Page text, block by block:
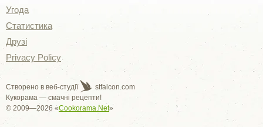
Угода
Статистика
Друзі
Privacy Policy
Створено в веб-студії
stfalcon.com
Кукорама — смачні рецепти!
© 2009—2026 «Cookorama.Net»